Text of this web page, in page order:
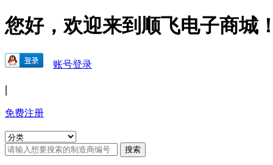
您好，欢迎来到顺飞电子商城
账号登录
|
免费注册